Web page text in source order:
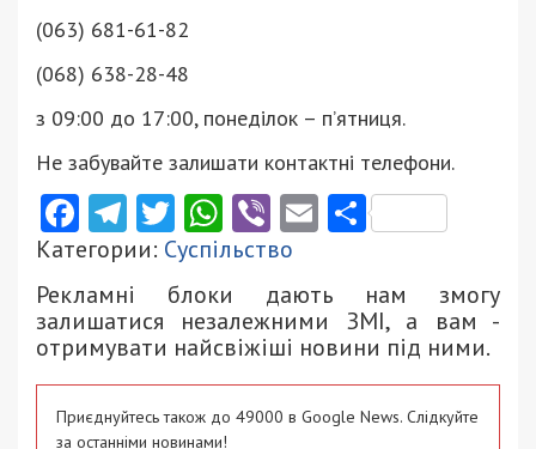
(063) 681-61-82
(068) 638-28-48
з 09:00 до 17:00, понеділок – п’ятниця.
Не забувайте залишати контактні телефони.
Facebook
Telegram
Twitter
WhatsApp
ViberEmail
Категории: Суспільство
Рекламні блоки дають нам змогу
залишатися незалежними ЗМІ, а вам -
отримувати найсвіжіші новини під ними.
Приєднуйтесь також до 49000 в Google News. Слідкуйте
за останніми новинами!